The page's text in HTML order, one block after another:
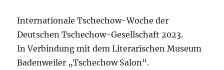
Internationale Tschechow-Woche der
Deutschen Tschechow-Gesellschaft 2023.
In Verbindung mit dem Literarischen Museum
Badenweiler „Tschechow Salon“.